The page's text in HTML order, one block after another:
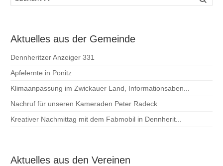
Aktuelles aus der Gemeinde
Dennheritzer Anzeiger 331
Apfelernte in Ponitz
Klimaanpassung im Zwickauer Land, Informationsaben...
Nachruf für unseren Kameraden Peter Radeck
Kreativer Nachmittag mit dem Fabmobil in Dennherit...
Aktuelles aus den Vereinen